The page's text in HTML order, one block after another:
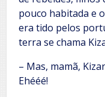
pouco habitada e
era tido pelos
terra se chama
– Mas, mamã,
Ehééé!